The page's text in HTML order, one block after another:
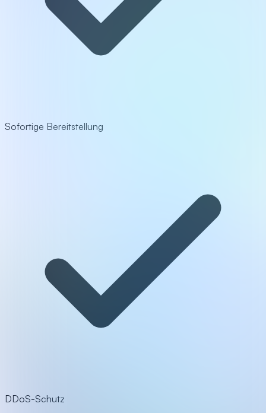
Sofortige Bereitstellung
DDoS-Schutz